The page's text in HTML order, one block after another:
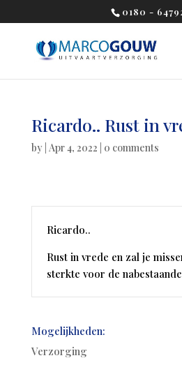
0180 -
Ricardo.. Rust in
by Apr 4, 2022 0 comments
Ricardo..
Rust in vrede en zal je
sterkte voor de
Mogelijkheden:
Verzorging